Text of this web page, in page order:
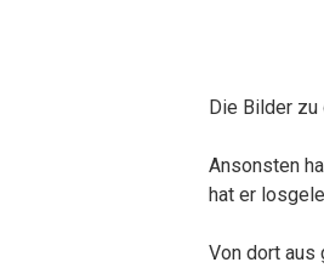
Die Bilder zu
Ansonsten
hat er
Von dort aus